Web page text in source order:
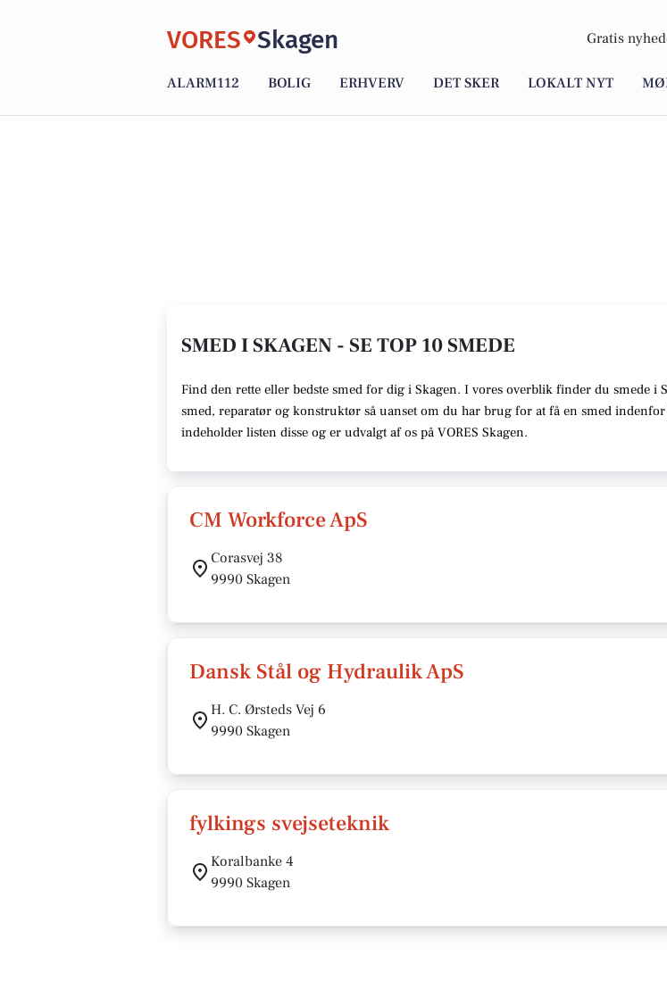
VORES Skagen Gratis
ALARM112 BOLIG ERHVERV DET SKER LOKALT NYT
SMED I SKAGEN - SE TOP 10 SMEDE
Find den rette eller bedste smed for dig i Skagen. I vores overblik finder du smede
smed, reparatør og konstruktør så uanset om du har brug for at få en smed
indeholder listen disse og er udvalgt af os på VORES Skagen.
CM Workforce ApS
Corasvej 38
9990 Skagen
Dansk Stål og Hydraulik ApS
H. C. Ørsteds Vej 6
9990 Skagen
fylkings svejseteknik
Koralbanke 4
9990 Skagen